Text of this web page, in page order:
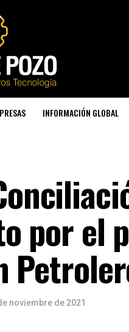
INFORMACIÓN GLOBAL
por el
noviembre de 2021